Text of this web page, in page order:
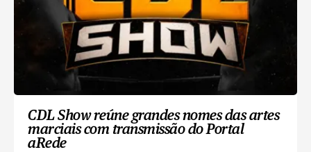
CDL Show reúne grandes nomes das artes
marciais com transmissão do Portal
aRede